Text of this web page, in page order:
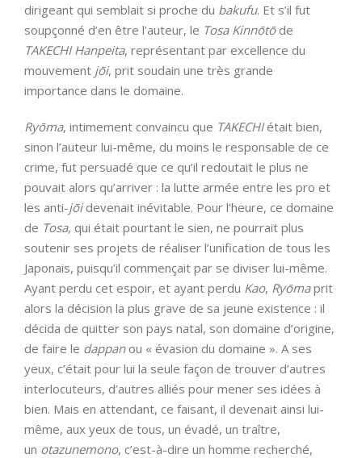
dirigeant qui semblait si proche du bakufu. Et s’il fut
soupçonné d’en être l’auteur, le Tosa Kinnōtō de
TAKECHI Hanpeita, représentant par excellence du
mouvement jōi, prit soudain une très grande
importance dans le domaine.
Ryōma, intimement convaincu que TAKECHIétait bien,
sinon l’auteur lui-même, du moins le responsable de ce
crime, fut persuadé que ce qu’il redoutait le plus ne
pouvait alors qu’arriver : la lutte armée entre les pro et
les anti-jōidevenait inévitable. Pour l’heure, ce domaine
de Tosa, qui était pourtant le sien, ne pourrait plus
soutenir ses projets de réaliser l’unification de tous les
Japonais, puisqu’il commençait par se diviser lui-même.
Ayant perdu cet espoir, et ayant perdu Kao, Ryōmaprit
alors la décision la plus grave de sa jeune existence : il
décida de quitter son pays natal, son domaine d’origine,
de faire le dappanou « évasion du domaine ». A ses
yeux, c’était pour lui la seule façon de trouver d’autres
interlocuteurs, d’autres alliés pour mener ses idées à
bien. Mais en attendant, ce faisant, il devenait ainsi lui-
même, aux yeux de tous, un évadé, un traître,
un otazunemono, c’est-à-dire un homme recherché,